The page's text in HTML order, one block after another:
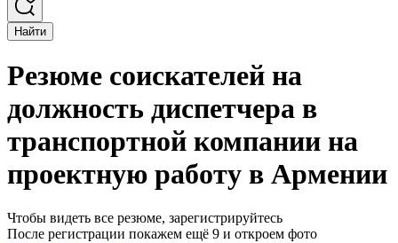
Найти
Резюме соискателей на
должность диспетчера в
транспортной компании на
проектную работу в Армении
Чтобы видеть все резюме, зарегистрируйтесь
После регистрации покажем ещё 9 и откроем фото